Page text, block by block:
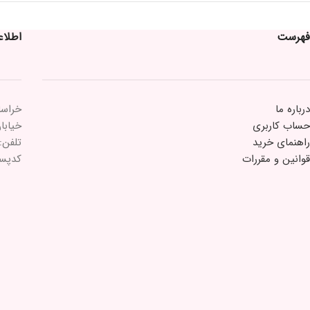
فهرست
درباره ما
حساب کاربری
راهنمای خرید
قوانین و مقررات
خیابان 15
تلفن: